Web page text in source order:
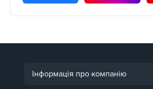
Інформація про компанію